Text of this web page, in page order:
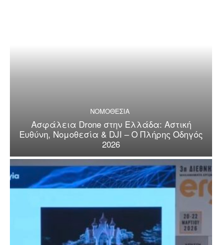
ΝΟΜΟΘΕΣΙΑ
Ασφάλεια Drone στην Ελλάδα: Αστική
Ευθύνη, Νομοθεσία & DJI – Ο Πλήρης Οδηγός
2026